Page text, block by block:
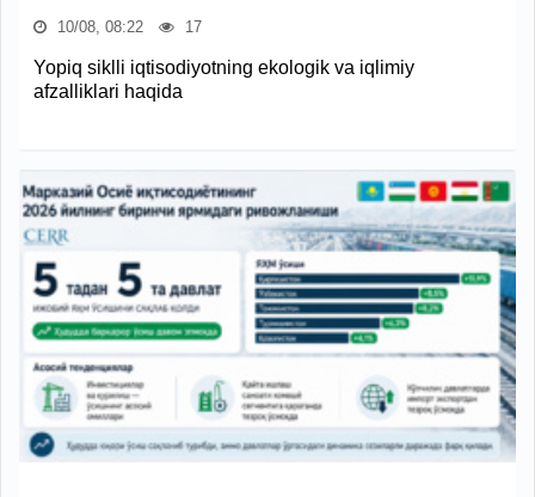
10/08, 08:22 17
Yopiq siklli iqtisodiyotning ekologik va iqlimiy
afzalliklari haqida